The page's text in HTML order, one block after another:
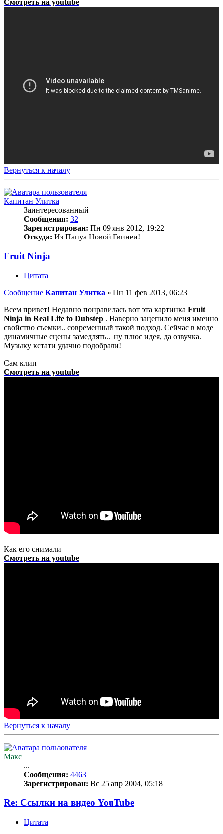
Смотреть на youtube
Вернуться к началу
Капитан Улитка
Заинтересованный
Сообщения: 32
Зарегистрирован: Пн 09 янв 2012, 19:22
Откуда: Из Папуа Новой Гвинеи!
Fruit Ninja
Цитата
Сообщение Капитан Улитка » Пн 11 фев 2013, 06:23
Всем привет! Недавно понравилась вот эта картинка Fruit
Ninja in Real Life to Dubstep . Наверно зацепило меня именно
свойство съемки.. современный такой подход. Сейчас в моде
динамичные сцены замедлять... ну плюс идея, да озвучка.
Музыку кстати удачно подобрали!
Сам клип
Смотреть на youtube
Как его снимали
Смотреть на youtube
Вернуться к началу
Макс
...
Сообщения: 4463
Зарегистрирован: Вс 25 апр 2004, 05:18
Re: Ссылки на видео YouTube
Цитата